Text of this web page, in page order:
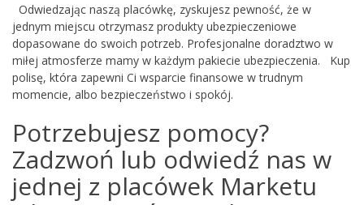
Odwiedzając naszą placówkę, zyskujesz pewność, że w
jednym miejscu otrzymasz produkty ubezpieczeniowe
dopasowane do swoich potrzeb. Profesjonalne doradztwo w
miłej atmosferze mamy w każdym pakiecie ubezpieczenia. Kup
polisę, która zapewni Ci wsparcie finansowe w trudnym
momencie, albo bezpieczeństwo i spokój.
Potrzebujesz pomocy?
Zadzwoń lub odwiedź nas w
jednej z placówek Marketu